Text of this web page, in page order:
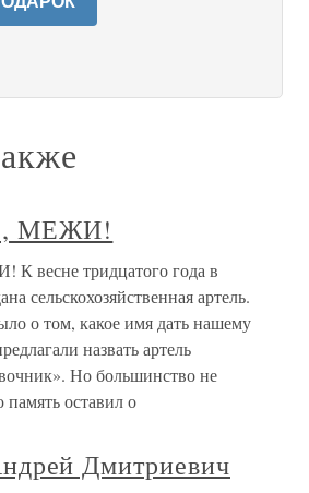
МЕЖИ!
тридцатого года в
сельскохозяйственная артель.
о том, какое имя дать нашему
назвать артель
Но большинство не
оставил о
Дмитриевич